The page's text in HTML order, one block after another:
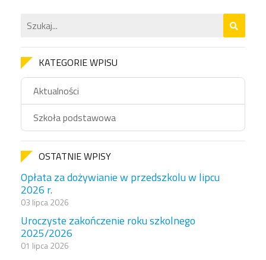
KATEGORIE WPISU
Aktualności
Szkoła podstawowa
OSTATNIE WPISY
Opłata za dożywianie w przedszkolu w lipcu
2026 r.
03 lipca 2026
Uroczyste zakończenie roku szkolnego
2025/2026
01 lipca 2026